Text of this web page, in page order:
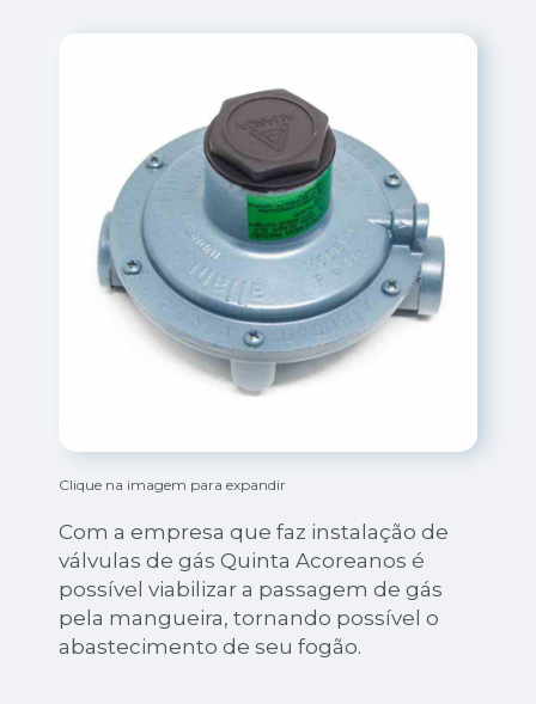
Clique na imagem para expandir
Com a empresa que faz instalação de
válvulas de gás Quinta Acoreanos é
possível viabilizar a passagem de gás
pela mangueira, tornando possível o
abastecimento de seu fogão.